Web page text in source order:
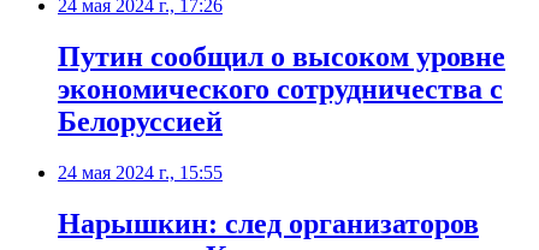
24 мая 2024 г., 17:26
Путин сообщил о высоком уровне
экономического сотрудничества с
Белоруссией
24 мая 2024 г., 15:55
Нарышкин: след организаторов